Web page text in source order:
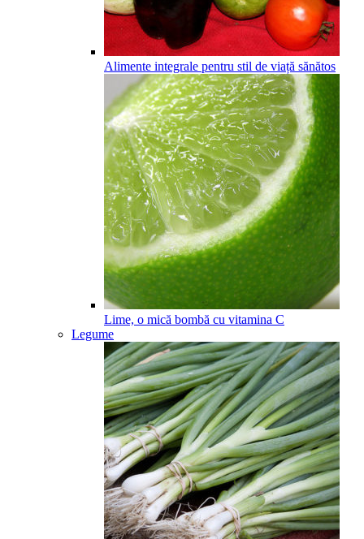
Alimente integrale pentru stil de viață sănătos
Lime, o mică bombă cu vitamina C
Legume